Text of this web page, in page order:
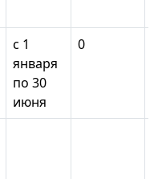
с 1
января
по 30
июня
0